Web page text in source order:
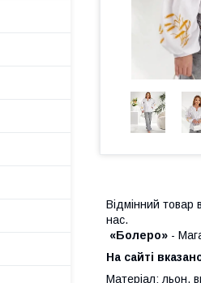
Відмінний товар
нас.
«Болеро» -
На сайті
Матеріал: льон,